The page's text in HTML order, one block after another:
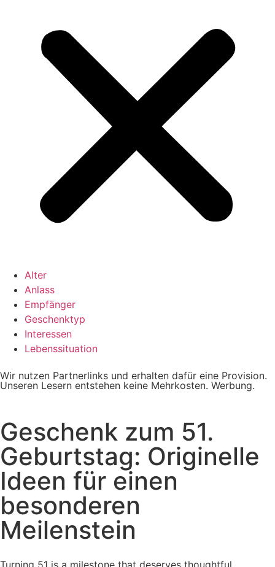
Alter
Anlass
Empfänger
Geschenktyp
Interessen
Lebenssituation
Wir nutzen Partnerlinks und erhalten dafür eine Provision.
Unseren Lesern entstehen keine Mehrkosten. Werbung.
Geschenk zum 51.
Geburtstag: Originelle
Ideen für einen
besonderen
Meilenstein
Turning 51 is a milestone that deserves thoughtful